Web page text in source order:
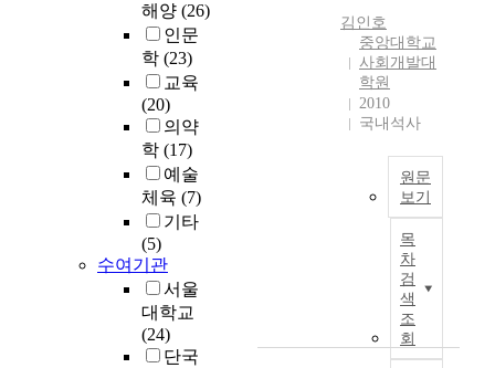
해양 (26)
인문
학 (23)
교육
(20)
의약
학 (17)
예술
체육 (7)
기타
(5)
수여기관
서울
대학교
(24)
단국
김인호
중앙대학교
사회개발대
학원
2010
국내석사
원문
보기
목
차
검
색
조
회